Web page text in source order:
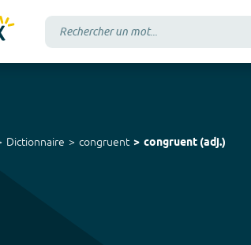
Dictionnaire congruent congruent (adj.)